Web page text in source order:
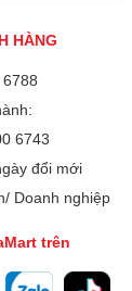
HÀNG
6743
đổi mới
Doanh nghiệp
trên